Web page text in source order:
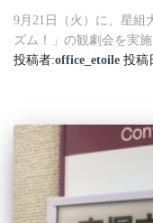
9月21日（火）に、星
ズム！」の観劇会を実
投稿者:office_etoile 投稿